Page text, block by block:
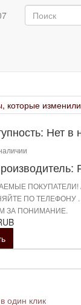
Нет в
ПО
ЗА ПОНИМАНИЕ.
один клик